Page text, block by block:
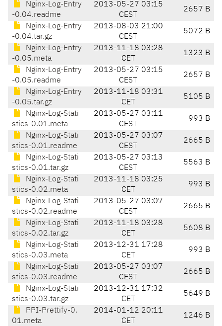
Nginx-Log-Entry
-0.04.readme
2013-05-27 03:15
CEST
2657 B
Nginx-Log-Entry
-0.04.tar.gz
2013-08-03 21:00
CEST
5072 B
Nginx-Log-Entry
-0.05.meta
2013-11-18 03:28
CET
1323 B
Nginx-Log-Entry
-0.05.readme
2013-05-27 03:15
CEST
2657 B
Nginx-Log-Entry
-0.05.tar.gz
2013-11-18 03:31
CET
5105 B
Nginx-Log-Stati
stics-0.01.meta
2013-05-27 03:11
CEST
993 B
Nginx-Log-Stati
stics-0.01.readme
2013-05-27 03:07
CEST
2665 B
Nginx-Log-Stati
stics-0.01.tar.gz
2013-05-27 03:13
CEST
5563 B
Nginx-Log-Stati
stics-0.02.meta
2013-11-18 03:25
CET
993 B
Nginx-Log-Stati
stics-0.02.readme
2013-05-27 03:07
CEST
2665 B
Nginx-Log-Stati
stics-0.02.tar.gz
2013-11-18 03:28
CET
5608 B
Nginx-Log-Stati
stics-0.03.meta
2013-12-31 17:28
CET
993 B
Nginx-Log-Stati
stics-0.03.readme
2013-05-27 03:07
CEST
2665 B
Nginx-Log-Stati
stics-0.03.tar.gz
2013-12-31 17:32
CET
5649 B
PPI-Prettify-0.
01.meta
2014-01-12 20:11
CET
1246 B